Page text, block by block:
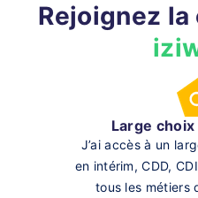
Rejoignez
Large
J’ai accès à un
en intérim, CDD,
tous les métiers